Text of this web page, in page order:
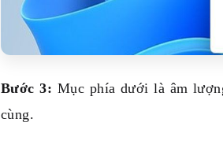
Bước 3: Mục phía dưới là âm
cùng.